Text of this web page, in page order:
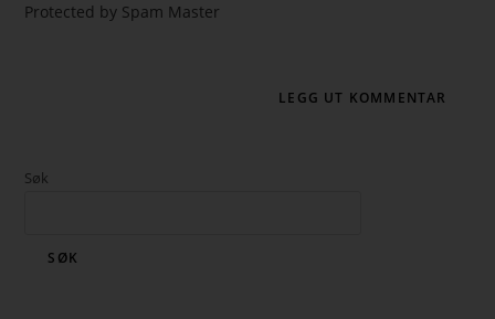
Protected by Spam Master
Søk
SØK